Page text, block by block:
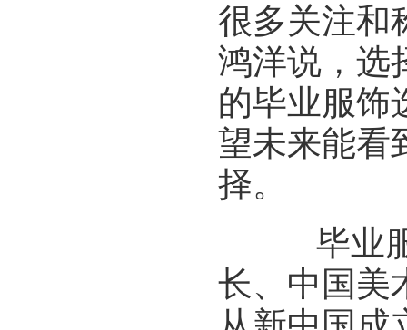
很多关注和
鸿洋说，选
的毕业服饰
望未来能看
择。
毕业服
长、中国美